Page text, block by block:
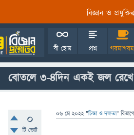
বিজ্ঞান ও
বী হোম প্রশ্ন
বোতলে ৩-৪দিন একই জল
0
টি ভোট
06 মে 2022 "চিন্তা ও দক্ষতা" বিভাগে